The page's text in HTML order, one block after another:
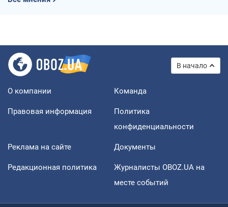
В начало
О компании Команда
Правовая информация
Политика
конфиденциальности
Реклама на сайте Документы
Редакционная политика
Журналисты OBOZ.UA на
месте событий